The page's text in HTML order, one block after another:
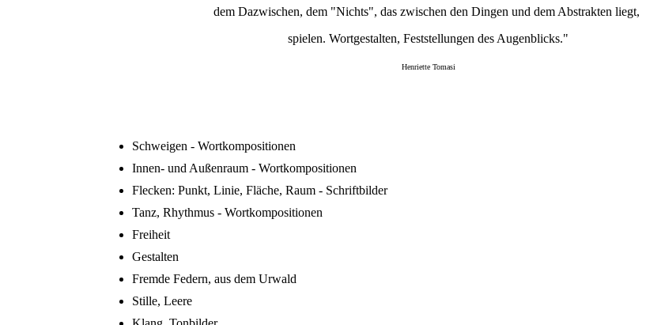
dem Dazwischen, dem "Nichts", das zwischen den Dingen und dem Abstrakten liegt,
spielen. Wortgestalten, Feststellungen des Augenblicks."
Henriette Tomasi
Schweigen - Wortkompositionen
Innen- und Außenraum - Wortkompositionen
Flecken: Punkt, Linie, Fläche, Raum - Schriftbilder
Tanz, Rhythmus - Wortkompositionen
Freiheit
Gestalten
Fremde Federn, aus dem Urwald
Stille, Leere